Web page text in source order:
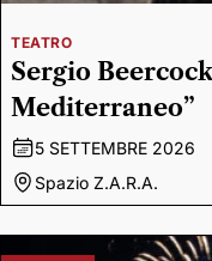
TEATRO
Sergio
Mediterraneo”
5 SETTEMBRE 2026
Spazio Z.A.R.A.